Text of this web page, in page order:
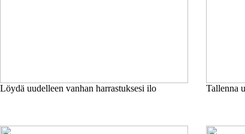
Löydä uudelleen vanhan harrastuksesi ilo Tallenna